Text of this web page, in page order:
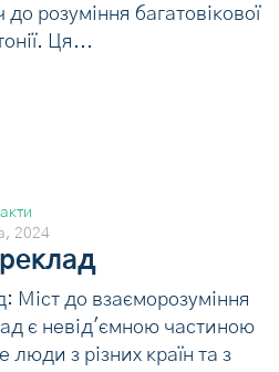
розуміння багатовікової
Ця...
2024
Міст до взаєморозуміння
є невід'ємною частиною
люди з різних країн та з